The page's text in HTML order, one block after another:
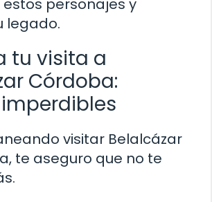
personajes y
legado.
tu visita a
Córdoba:
visitar Belalcázar
te aseguro que no te